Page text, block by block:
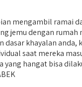
mengambil ramai
jemu dengan
khayalan
saat mereka
hangat bisa